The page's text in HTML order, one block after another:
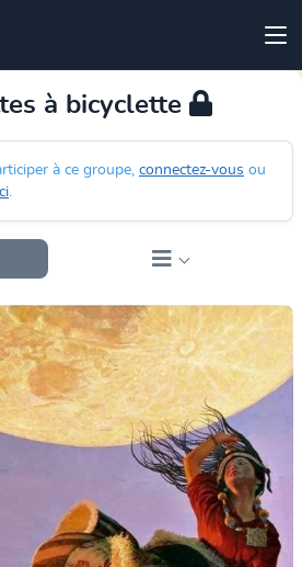
à bicyclette
à ce groupe, connectez-vous ou
.